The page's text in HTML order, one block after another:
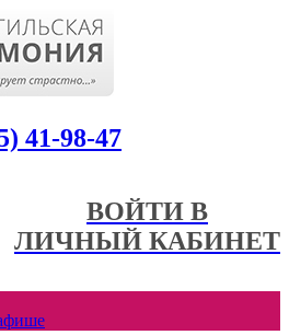
41-98-47
ВОЙТИ В
ЛИЧНЫЙ КАБИНЕТ